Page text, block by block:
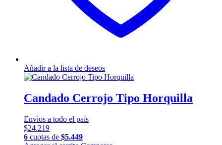
Añadir a la lista de deseos
Candado Cerrojo Tipo Horquilla
Envíos a todo el país
$24.219
6 cuotas de $5.449